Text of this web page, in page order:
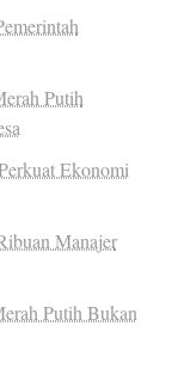
Putih
Ekonomi
Manajer
Putih Bukan